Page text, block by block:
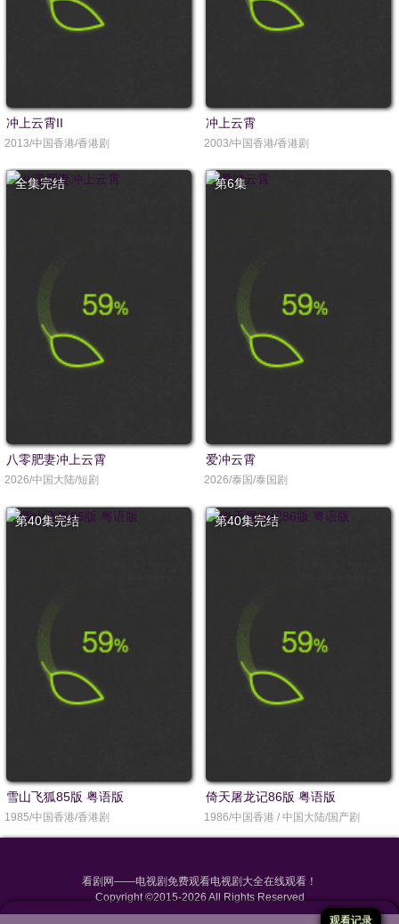
冲上云霄II
2013/中国香港/香港剧
冲上云霄
2003/中国香港/香港剧
全集完结
八零肥妻冲上云霄
2026/中国大陆/短剧
第6集
爱冲云霄
2026/泰国/泰国剧
第40集完结
雪山飞狐85版 粤语版
1985/中国香港/香港剧
第40集完结
倚天屠龙记86版 粤语版
1986/中国香港 / 中国大陆/国产剧
看剧网——电视剧免费观看电视剧大全在线观看！
Copyright ©2015-2026 All Rights Reserved
观看记录